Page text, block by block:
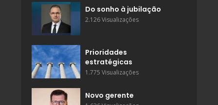
Do sonho à jubilação
2.126 Visualizações
Prioridades
estratégicas
1.775 Visualizações
Novo gerente